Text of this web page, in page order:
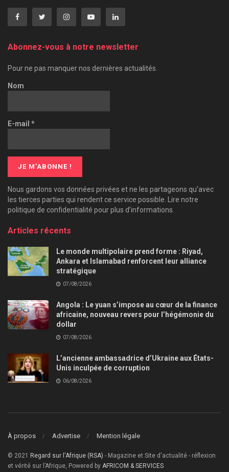
Abonnez-vous à notre newsletter
Pour ne pas manquer nos dernières actualités.
Nom
E-mail *
Nous gardons vos données privées et ne les partageons qu’avec
les tierces parties qui rendent ce service possible. Lire notre
politique de confidentialité pour plus d’informations.
Articles récents
Le monde multipolaire prend forme : Riyad,
Ankara et Islamabad renforcent leur alliance
stratégique
07/08/2026
Angola : Le yuan s’impose au cœur de la finance
africaine, nouveau revers pour l’hégémonie du
dollar
07/08/2026
L’ancienne ambassadrice d’Ukraine aux États-
Unis inculpée de corruption
06/08/2026
À propos Advertise Mention légale
© 2021 Regard sur l'Afrique (RSA) - Magazine et Site d'actualité - réflexion
et vérité sur l’Afrique, Powered by AFRICOM & SERVICES